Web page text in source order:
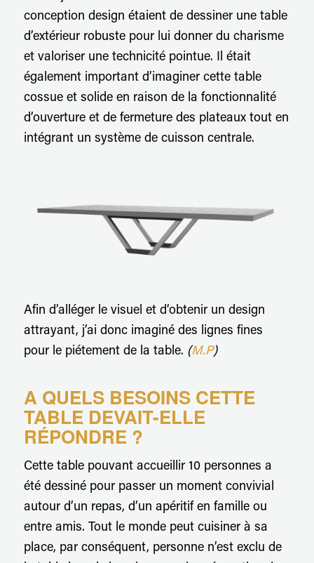
conception design étaient de dessiner une table
d’extérieur robuste pour lui donner du charisme
et valoriser une technicité pointue. Il était
également important d’imaginer cette table
cossue et solide en raison de la fonctionnalité
d’ouverture et de fermeture des plateaux tout en
intégrant un système de cuisson centrale.
Afin d’alléger le visuel et d’obtenir un design
attrayant, j’ai donc imaginé des lignes fines
pour le piétement de la table. (M.P)
A QUELS BESOINS CETTE
TABLE DEVAIT-ELLE
RÉPONDRE ?
Cette table pouvant accueillir 10 personnes a
été dessiné pour passer un moment convivial
autour d’un repas, d’un apéritif en famille ou
entre amis. Tout le monde peut cuisiner à sa
place, par conséquent, personne n’est exclu de